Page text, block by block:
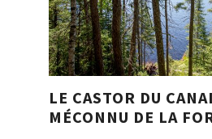
LE CASTOR DU
MÉCONNU DE LA